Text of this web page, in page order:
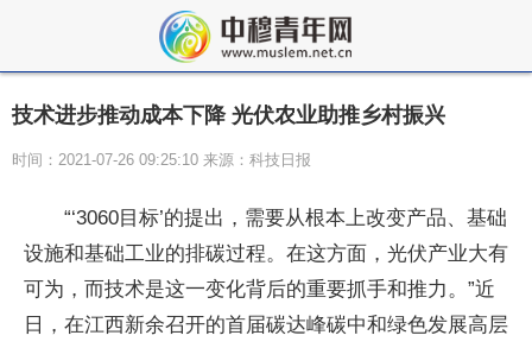
技术进步推动成本下降 光伏农业助推乡村振兴
时间：2021-07-26 09:25:10 来源：科技日报
“‘3060目标’的提出，需要从根本上改变产品、基础
设施和基础工业的排碳过程。在这方面，光伏产业大有
可为，而技术是这一变化背后的重要抓手和推力。”近
日，在江西新余召开的首届碳达峰碳中和绿色发展高层